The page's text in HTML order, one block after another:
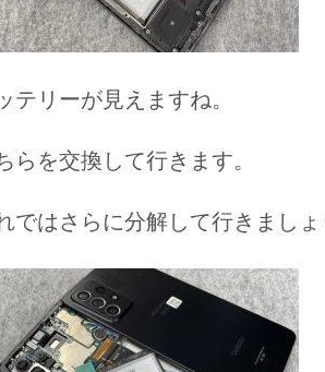
テリーが見えますね。
らを交換して行きます。
ではさらに分解して行きましょ